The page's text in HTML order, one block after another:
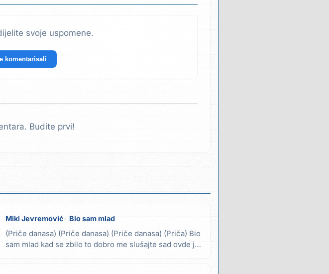
svoje uspomene.
komentarisali
Budite prvi!
Miki Jevremović Bio sam mlad
(Priče danasa) (Priče danasa) (Priče danasa) (Priča) Bio
sam mlad kad se zbilo to dobro me slušajte sad ovde je